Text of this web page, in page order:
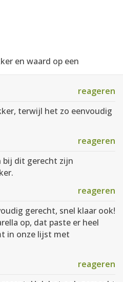
en waard op een
reageren
terwijl het zo eenvoudig
reageren
bij dit gerecht zijn
reageren
gerecht, snel klaar ook!
op, dat paste er heel
in onze lijst met
reageren